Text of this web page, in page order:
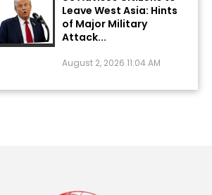
of Major Military
Attack...